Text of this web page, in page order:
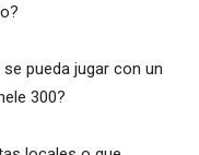
pueda jugar con un
300?